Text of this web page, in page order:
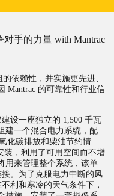
依赖性，并实施更先进、
Mantrac 的可靠性和行业信
设一座独立的 1,500 千瓦
建一个混合电力系统，配
化碳排放和柴油节约情
装，利用了可用空间而不增
用来管理整个系统，该单
。为了克服电力中断的风
利和寒冷的天气条件下，